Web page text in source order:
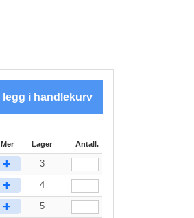
Mer Lager Antall.
+ 3
+ 4
+ 5